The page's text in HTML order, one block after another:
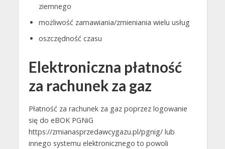
ziemnego
możliwość zamawiania/zmieniania wielu usług
oszczędność czasu
Elektroniczna płatność
za rachunek za gaz
Płatność za rachunek za gaz poprzez logowanie
się do eBOK PGNiG
https://zmianasprzedawcygazu.pl/pgnig/ lub
innego systemu elektronicznego to powoli